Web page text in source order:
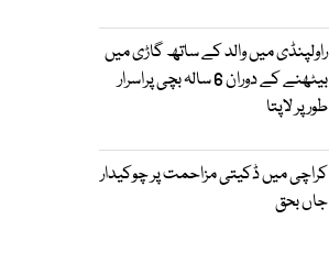
راولپنڈی میں والد کے ساتھ گاڑی میں
بیٹھنے کے دوران 6 سالہ بچی پراسرار
طور پر لاپتا
کراچی میں ڈکیتی مزاحمت پر چوکیدار
جاں بحق